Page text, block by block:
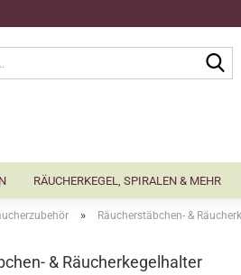
RÄUCHERKEGEL, SPIRALEN & MEHR
» Räucherstäbchen- &
& Räucherkegelhalter